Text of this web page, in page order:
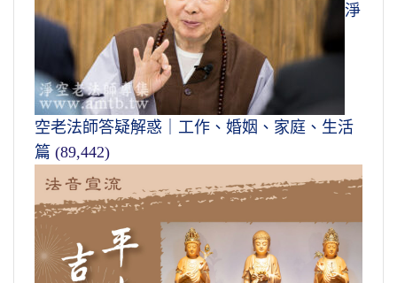
淨
空老法師答疑解惑｜工作、婚姻、家庭、生活
篇 (89,442)